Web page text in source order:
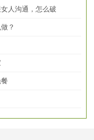
人沟通，怎么破
？